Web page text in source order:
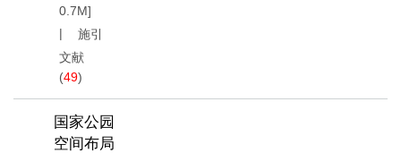
0.7M]
施引
文献
(49)
国家公园
空间布局